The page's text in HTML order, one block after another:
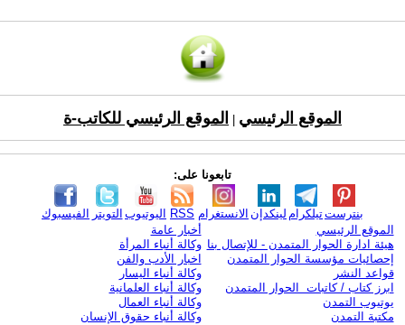
الموقع الرئيسي الموقع الرئيسي للكاتب-ة
تابعونا على:
الفيسبوك التويتر اليوتيوب RSS الانستغرام لينكدإن تيلكرامبنترست
الموقع الرئيسي
هيئة ادارة الحوار المتمدن - للإتصال بنا
إحصائيات مؤسسة الحوار المتمدن
قواعد النشر
ابرز كتاب / كاتبات الحوار المتمدن
يوتيوب التمدن
مكتبة التمدن
أخبار عامة
وكالة أنباء المرأة
اخبار الأدب والفن
وكالة أنباء اليسار
وكالة أنباء العلمانية
وكالة أنباء العمال
وكالة أنباء حقوق الإنسان